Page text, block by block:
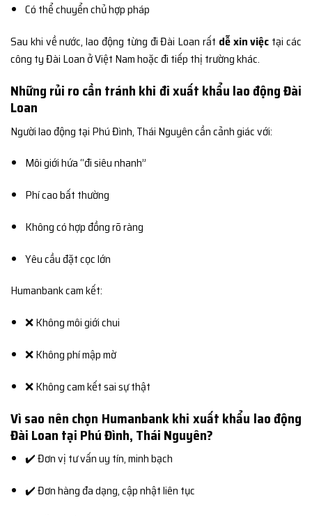
Có thể chuyển chủ hợp pháp
Sau khi về nước, lao động từng đi Đài Loan rất dễ xin việc tại các
công ty Đài Loan ở Việt Nam hoặc đi tiếp thị trường khác.
Những rủi ro cần tránh khi đi xuất khẩu lao động Đài
Loan
Người lao động tại Phú Đình, Thái Nguyên cần cảnh giác với:
Môi giới hứa “đi siêu nhanh”
Phí cao bất thường
Không có hợp đồng rõ ràng
Yêu cầu đặt cọc lớn
Humanbank cam kết:
❌ Không môi giới chui
❌ Không phí mập mờ
❌ Không cam kết sai sự thật
Vì sao nên chọn Humanbank khi xuất khẩu lao động
Đài Loan tại Phú Đình, Thái Nguyên?
✔️ Đơn vị tư vấn uy tín, minh bạch
✔️ Đơn hàng đa dạng, cập nhật liên tục